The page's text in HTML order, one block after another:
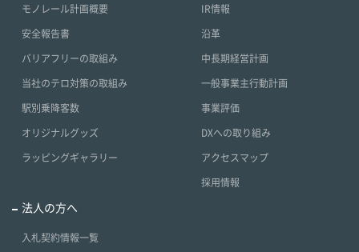
モノレール計画概要
安全報告書
バリアフリーの取組み
当社のテロ対策の取組み
駅別乗降客数
オリジナルグッズ
ラッピングギャラリー
IR情報
沿革
中長期経営計画
一般事業主行動計画
事業評価
DXへの取り組み
アクセスマップ
採用情報
法人の方へ
入札契約情報一覧